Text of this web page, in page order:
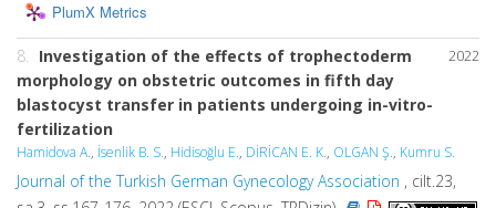
PlumX Metrics
2022
8. Investigation of the effects of trophectoderm
morphology on obstetric outcomes in fifth day
blastocyst transfer in patients undergoing in-vitro-
fertilization
Hamidova A., İsenlik B. S., Hidisoğlu E., DİRİCAN E. K., OLGAN Ş., Kumru S.
Journal of the Turkish German Gynecology Association , cilt.23,